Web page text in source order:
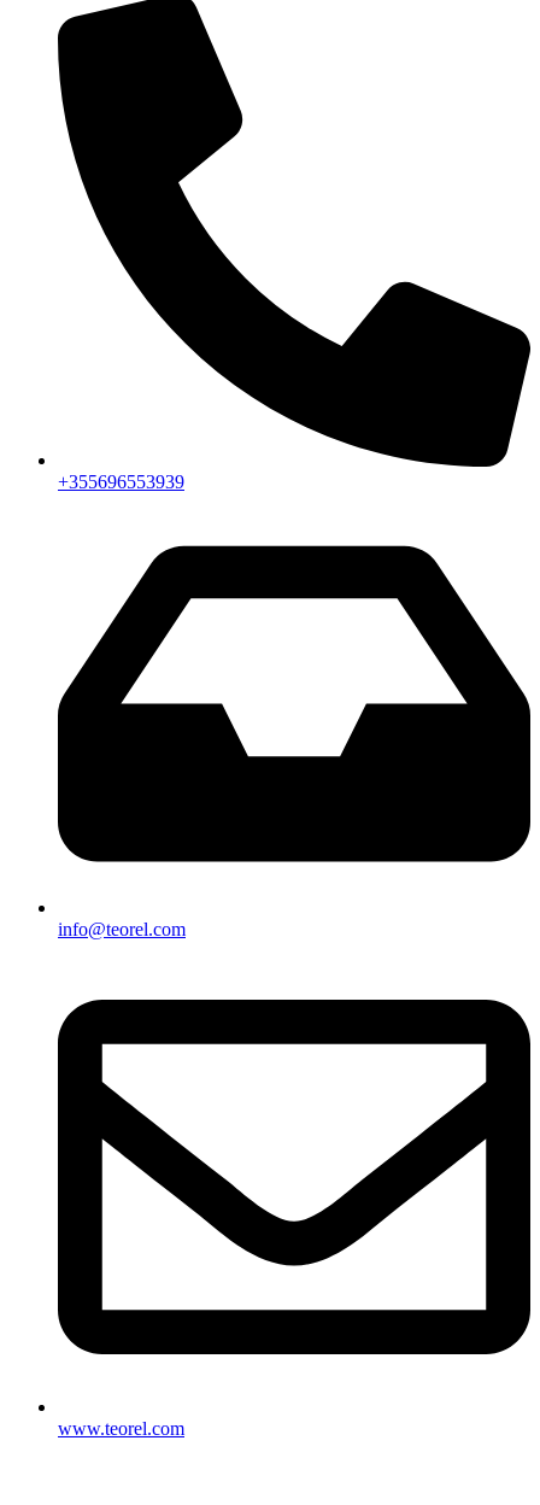
+355696553939
info@teorel.com
www.teorel.com